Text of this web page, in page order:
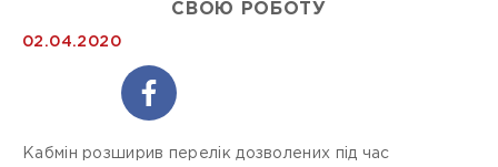
СВОЮ РОБОТУ
02.04.2020
Кабмін розширив перелік дозволених під час